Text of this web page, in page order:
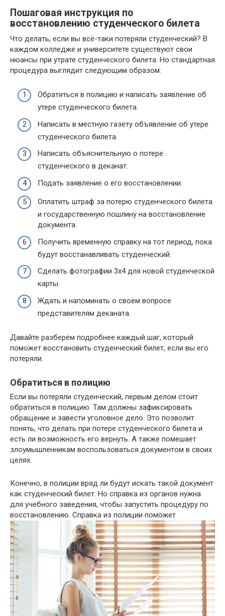
Пошаговая инструкция по
восстановлению студенческого билета
Что делать, если вы всё-таки потеряли студенческий? В
каждом колледже и университете существуют свои
нюансы при утрате студенческого билета. Но стандартная
процедура выглядит следующим образом:
Обратиться в полицию и написать заявление об
утере студенческого билета.
Написать в местную газету объявление об утере
студенческого билета.
Написать объяснительную о потере
студенческого в деканат.
Подать заявление о его восстановлении.
Оплатить штраф за потерю студенческого билета
и государственную пошлину на восстановление
документа.
Получить временную справку на тот период, пока
будут восстанавливать студенческий.
Сделать фотографии 3х4 для новой студенческой
карты.
Ждать и напоминать о своём вопросе
представителям деканата.
Давайте разберём подробнее каждый шаг, который
поможет восстановить студенческий билет, если вы его
потеряли.
Обратиться в полицию
Если вы потеряли студенческий, первым делом стоит
обратиться в полицию. Там должны зафиксировать
обращение и завести уголовное дело. Это позволит
понять, что делать при потере студенческого билета и
есть ли возможность его вернуть. А также помешает
злоумышленникам воспользоваться документом в своих
целях.
Конечно, в полиции вряд ли будут искать такой документ
как студенческий билет. Но справка из органов нужна
для учебного заведения, чтобы запустить процедуру по
восстановлению. Справка из полиции поможет